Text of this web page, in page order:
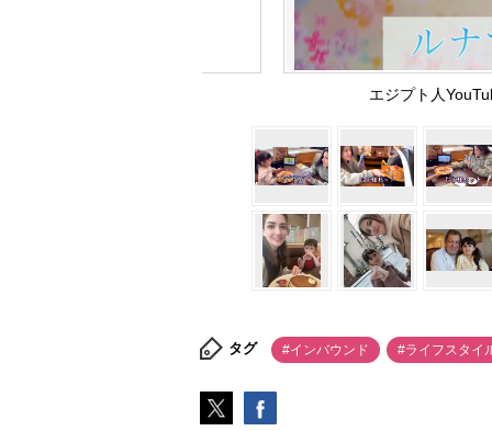
エジプト人
タグ #インバウンド #ライフスタイ